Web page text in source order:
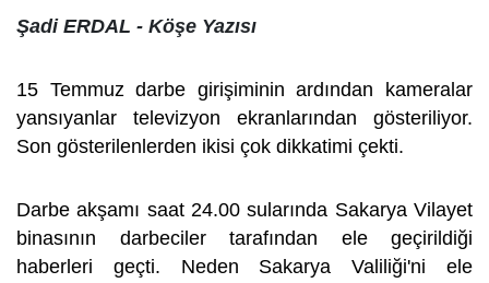
Şadi ERDAL - Köşe Yazısı
15 Temmuz darbe girişiminin ardından kameralar
yansıyanlar televizyon ekranlarından gösteriliyor.
Son gösterilenlerden ikisi çok dikkatimi çekti.
Darbe akşamı saat 24.00 sularında Sakarya Vilayet
binasının darbeciler tarafından ele geçirildiği
haberleri geçti. Neden Sakarya Valiliği'ni ele